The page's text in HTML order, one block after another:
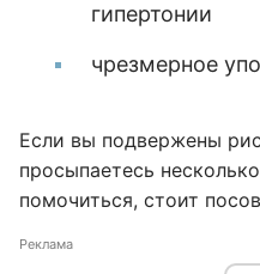
гипертонии
чрезмерное
Если вы подвержены
просыпаетесь
помочиться, стоит
Реклама